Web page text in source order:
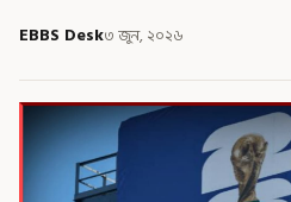
EBBS Desk৩ জুন, ২০২৬